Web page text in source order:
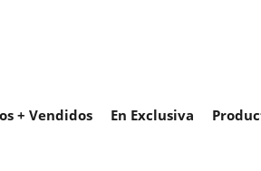
+ Vendidos En Exclusiva